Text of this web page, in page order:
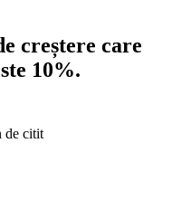
creștere care
10%.
de citit